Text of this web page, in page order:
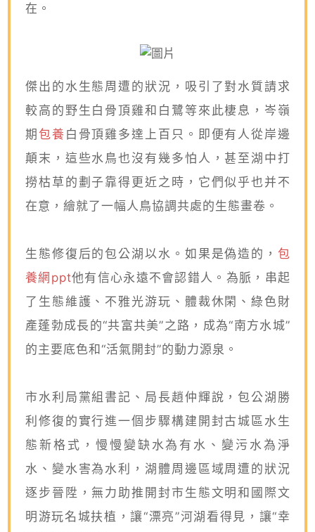
在。
傑出的水生態周遭的狀況，吸引了對水質請求
較高的野生白骨頂雞和白鷺等來此棲息，岑嶺
期 包養 白骨頂雞多達上百只。即便有人從岸邊
顛末，這些水鳥也沒有幾多怕人，甚至湖中打
撈枯草的劃子靠得更近之時，它們似乎也并不
在意，繪就了一幅人鳥協調共處的生態畫卷。
生態修復后的包公湖以水。如果是偽造的， 包
養網ppt他有信心永遠不會認錯人。為脈，串起
了生態維護、不雅光游玩、體裁休閑、綠色財
產蓬勃成長的“共富共美”之路，成為“南方水城”
的主要底色和“活氣開封”的動力源泉。
市水利局黨組書記、局長趙仲輝說，包公湖勝
利修復的實行進一個步驟構建開封古城區水生
態新格式，慢慢變缺水為有水、變污水為淨
水、變水害為水利，湖體周邊區域周遭的狀況
逐步晉陞，無力助推開封市生態文明和國際文
明游玩名城扶植，讓“漂亮”河湖看得見，讓“幸